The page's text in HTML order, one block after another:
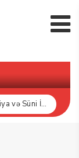
“Bakcell» və Gənclər Fondu «İnnovasiya və Süni İntellekt» üzrə təqaüd proqramının qalibləri ilə görüş keçirib